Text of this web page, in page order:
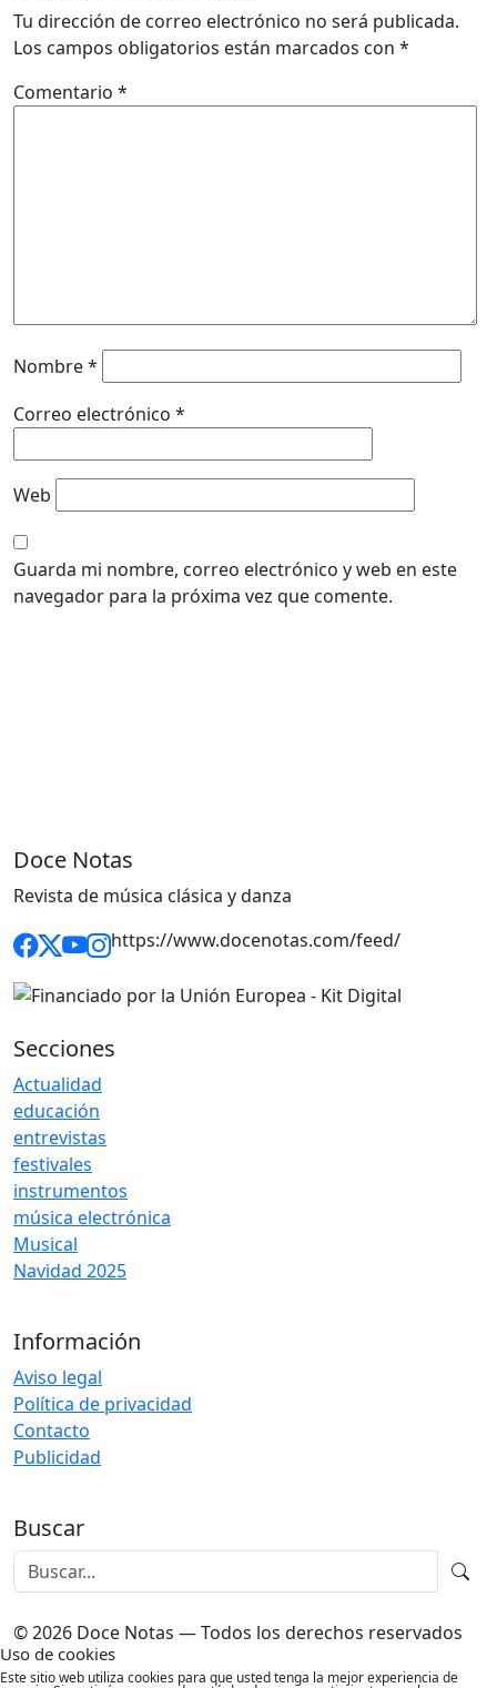
Tu dirección de correo electrónico no será publicada.
Los campos obligatorios están marcados con *
Comentario *
Nombre*
Correo electrónico *
Web
Guarda mi nombre, correo electrónico y web en este
navegador para la próxima vez que comente.
Doce Notas
Revista de música clásica y danza
https://www.docenotas.com/feed/
Secciones
Actualidad
educación
entrevistas
festivales
instrumentos
música electrónica
Musical
Navidad 2025
Información
Aviso legal
Política de privacidad
Contacto
Publicidad
Buscar
© 2026 Doce Notas — Todos los derechos reservados
Uso de cookies
Este sitio web utiliza cookies para que usted tenga la mejor experiencia de